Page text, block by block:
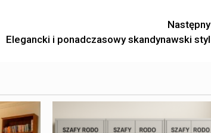
Następny
Elegancki i ponadczasowy skandynawski styl